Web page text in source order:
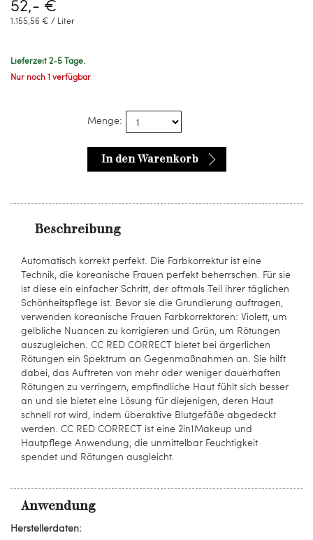
52,- €
1.155,56 € / Liter
Lieferzeit 2-5 Tage.
Nur noch 1 verfügbar
Menge:
In den Warenkorb
Beschreibung
Automatisch korrekt perfekt. Die Farbkorrektur ist eine
Technik, die koreanische Frauen perfekt beherrschen. Für sie
ist diese ein einfacher Schritt, der oftmals Teil ihrer täglichen
Schönheitspflege ist. Bevor sie die Grundierung auftragen,
verwenden koreanische Frauen Farbkorrektoren: Violett, um
gelbliche Nuancen zu korrigieren und Grün, um Rötungen
auszugleichen. CC RED CORRECT bietet bei ärgerlichen
Rötungen ein Spektrum an Gegenmaßnahmen an. Sie hilft
dabei, das Auftreten von mehr oder weniger dauerhaften
Rötungen zu verringern, empfindliche Haut fühlt sich besser
an und sie bietet eine Lösung für diejenigen, deren Haut
schnell rot wird, indem überaktive Blutgefäße abgedeckt
werden. CC RED CORRECT ist eine 2in1Makeup und
Hautpflege Anwendung, die unmittelbar Feuchtigkeit
spendet und Rötungen ausgleicht.
Anwendung
Herstellerdaten: